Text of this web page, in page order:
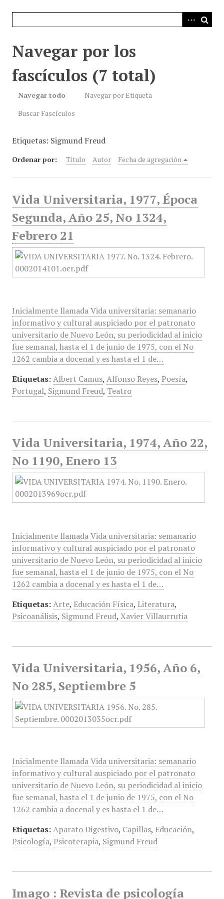
Navegar por los
fascículos (7 total)
Navegar todo
Navegar por Etiqueta
Buscar Fascículos
Etiquetas: Sigmund Freud
Ordenar por: Título Autor Fecha de agregación
Vida Universitaria, 1977, Época
Segunda, Año 25, No 1324,
Febrero 21
Inicialmente llamada Vida universitaria: semanario
informativo y cultural auspiciado por el patronato
universitario de Nuevo León, su periodicidad al inicio
fue semanal, hasta el 1 de junio de 1975, con el No
1262 cambia a docenal y es hasta el 1 de…
Etiquetas: Albert Camus, Alfonso Reyes, Poesía,
Portugal, Sigmund Freud, Teatro
Vida Universitaria, 1974, Año 22,
No 1190, Enero 13
Inicialmente llamada Vida universitaria: semanario
informativo y cultural auspiciado por el patronato
universitario de Nuevo León, su periodicidad al inicio
fue semanal, hasta el 1 de junio de 1975, con el No
1262 cambia a docenal y es hasta el 1 de…
Etiquetas: Arte, Educación Física, Literatura,
Psicoanálisis, Sigmund Freud, Xavier Villaurrutia
Vida Universitaria, 1956, Año 6,
No 285, Septiembre 5
Inicialmente llamada Vida universitaria: semanario
informativo y cultural auspiciado por el patronato
universitario de Nuevo León, su periodicidad al inicio
fue semanal, hasta el 1 de junio de 1975, con el No
1262 cambia a docenal y es hasta el 1 de…
Etiquetas: Aparato Digestivo, Capillas, Educación,
Psicología, Psicoterapia, Sigmund Freud
Imago : Revista de psicología